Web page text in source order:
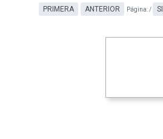
PRIMERA ANTERIOR Página:/